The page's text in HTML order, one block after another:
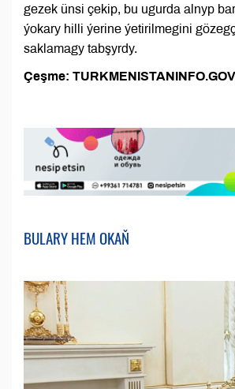
gezek ünsi çekip, bu ugurda alnyp
ýokary hilli ýerine ýetirilmegini
saklamagy tabşyrdy.
Çeşme:
BULARY HEM OKAŇ